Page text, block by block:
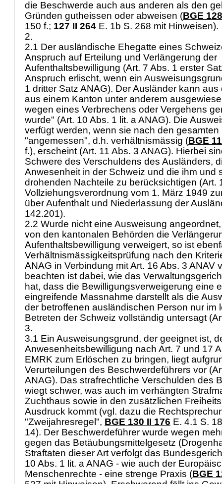
die Beschwerde auch aus anderen als den
Gründen gutheissen oder abweisen (BGE
150 f.; 127 II 264 E. 1b S. 268 mit Hinweisen).
2.
2.1 Der ausländische Ehegatte eines
Anspruch auf Erteilung und Verlängerung der
Aufenthaltsbewilligung (Art. 7 Abs. 1 erster
Anspruch erlischt, wenn ein
1 dritter Satz ANAG). Der Ausländer kann
aus einem Kanton unter anderem
wegen eines Verbrechens oder Vergehens
wurde" (Art. 10 Abs. 1 lit. a ANAG). Die
verfügt werden, wenn sie nach den
"angemessen", d.h. verhältnismässig (BGE
f.), erscheint (Art. 11 Abs. 3 ANAG). Hierbei
Schwere des Verschuldens des Ausländers,
Anwesenheit in der Schweiz und die ihm und
drohenden Nachteile zu berücksichtigen (Art.
Vollziehungsverordnung vom 1. März 1949
über Aufenthalt und Niederlassung der
142.201).
2.2 Wurde nicht eine Ausweisung
von den kantonalen Behörden die
Aufenthaltsbewilligung verweigert, so ist
Verhältnismässigkeitsprüfung nach den
ANAG in Verbindung mitArt. 16 Abs. 3 ANAV
beachten ist dabei, wie das
hat, dass die Bewilligungsverweigerung eine
eingreifende Massnahme darstellt als die
der betroffenen ausländischen Person nur im
Betreten der Schweiz vollständig untersagt (
3.
3.1 Ein Ausweisungsgrund, der geeignet ist,
Anwesenheitsbewilligung nach Art. 7 und 17
EMRK zum Erlöschen zu bringen, liegt
Verurteilungen des Beschwerdeführers vor (
ANAG). Das strafrechtliche Verschulden des
wiegt schwer, was auch im verhängten
Zuchthaus sowie in den zusätzlichen
Ausdruck kommt (vgl. dazu die
"Zweijahresregel", BGE 130 II 176 E. 4.1 S.
14). Der Beschwerdeführer wurde wegen
gegen das Betäubungsmittelgesetz
Straftaten dieser Art verfolgt das
10 Abs. 1 lit. a ANAG - wie auch der
Menschenrechte - eine strenge Praxis (BGE